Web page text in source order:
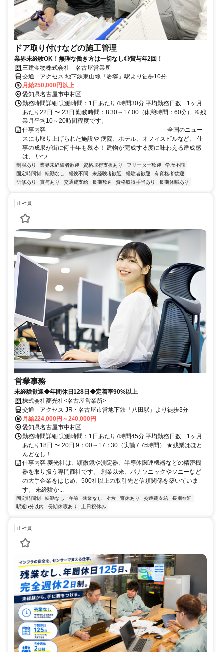
ドア取り付けなどの施工管理
業界未経験OK！無理な働き方は一切なし◎賞与年2回！
三建金物株式会社 名古屋営業所
交通・アクセス 地下鉄東山線「岩塚」駅より徒歩10分
月給250,000円以上
愛知県名古屋市中村区
勤務時間詳細 実働時間：1日あたり7時間30分 平均勤務日数：1ヶ月
あたり22日 〜 23日 勤務時間：8:30～17:00（休憩時間：60分） ※残
業月平均10～20時間程度です。
仕事内容 ―――――――――――――――――――― 全国のニュー
スにも取り上げられた施設や 病院、ホテル、オフィスビルなど、 仕
事の成果が街に何十年も残る！ 建物が完成する度に味わえる達成感
は、 いつ...
制服あり 業界未経験者歓迎 資格取得支援あり フリーター歓迎
学歴不問
固定時間制
転勤なし 経験不問 未経験者歓迎 経験者歓迎
有資格者歓迎
研修あり
賞与あり 交通費支給 長期歓迎 資格取得手当あり 長期休暇あり
正社員
営業事務
未経験歓迎◆年間休日128日◆定着率90%以上
株式会社菱光社<名古屋営業所>
交通・アクセス JR・名古屋市営地下鉄「八田駅」より徒歩3分
月給224,000円～240,000円
愛知県名古屋市中村区
勤務時間詳細 実働時間：1日あたり7時間45分 平均勤務日数：1ヶ月
あたり18日 〜 20日 9：00～17：30（実働7.75時間） ★残業はほと
んどなし！
仕事内容 菱光社は、顕微鏡や測定器、半導体関連機器などの精密機
器を取り扱う専門商社です。 創業以来、パナソニックやソニーなど
の大手企業をはじめ、500社以上の取引先と信頼関係を築いていま
す。 未経験か...
固定時間制 転勤なし 午前 残業なし 夕方 育休あり 交通費支給
長期歓迎
駅近5分以内
長期休暇あり 土日祝休み
正社員